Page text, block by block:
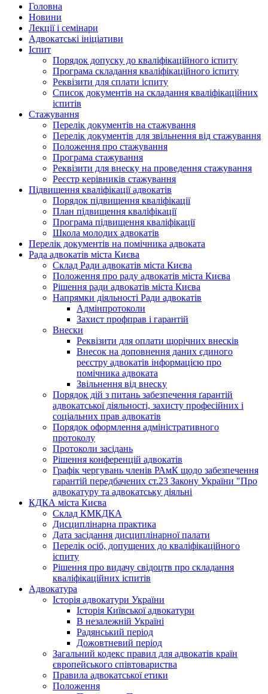
Головна
Новини
Лекції і семінари
Адвокатські ініціативи
Іспит
Порядок допуску до кваліфікаційного іспиту
Програма складання кваліфікаційного іспиту
Реквізити для сплати іспиту
Список документів на складання кваліфікаційних
іспитів
Стажування
Перелік документів на стажування
Перелік документів для звільнення від стажування
Положення про стажування
Програма стажування
Реквізити для внеску на проведення стажування
Реєстр керівників стажування
Підвищення кваліфікації адвокатів
Порядок підвищення кваліфікації
План підвищення кваліфікації
Програма підвищення кваліфікації
Школа молодих адвокатів
Перелік документів на помічника адвоката
Рада адвокатів міста Києва
Склад Ради адвокатів міста Києва
Положення про раду адвокатів міста Києва
Рішення ради адвокатів міста Києва
Напрямки діяльності Ради адвокатів
Адмінпротоколи
Захист профправ і гарантій
Внески
Реквізити для оплати щорічних внесків
Внесок на доповнення даних єдиного
реєстру адвокатів інформацією про
помічника адвоката
Звільнення від внеску
Порядок дій з питань забезпечення ґарантій
адвокатської діяльності, захисту професійних і
соціальних прав адвокатів
Порядок оформлення адміністративного
протоколу
Протоколи засідань
Рішення конференцій адвокатів
Графік чергувань членів РАмК щодо забезпечення
гарантій передбачених ст.23 Закону України "Про
адвокатуру та адвокатську діяльні
КДКА міста Києва
Склад КМКДКА
Дисциплінарна практика
Дата засідання дисциплінарної палати
Перелік осіб, допущених до кваліфікаційного
іспиту
Рішення про видачу свідоцтв про складання
кваліфікаційних іспитів
Адвокатура
Історія адвокатури України
Історія Київської адвокатури
В незалежній Україні
Радянський період
Дожовтневий період
Загальний кодекс правил для адвокатів країн
європейського співтовариства
Правила адвокатської етики
Положення